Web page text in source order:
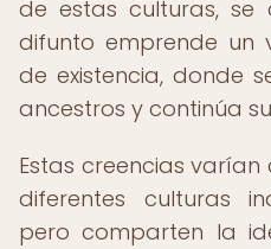
de estas culturas,
difunto emprende un
de existencia, donde
ancestros y continúa
Estas creencias
diferentes culturas
pero comparten la